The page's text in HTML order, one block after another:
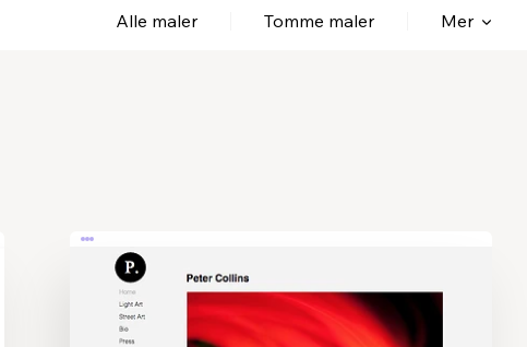
Alle maler Tomme maler Mer